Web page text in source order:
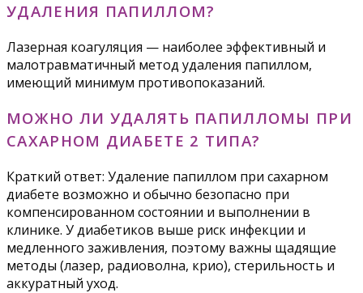
УДАЛЕНИЯ ПАПИЛЛОМ?
Лазерная коагуляция — наиболее эффективный и
малотравматичный метод удаления папиллом,
имеющий минимум противопоказаний.
МОЖНО ЛИ УДАЛЯТЬ ПАПИЛЛОМЫ ПРИ
САХАРНОМ ДИАБЕТЕ 2 ТИПА?
Краткий ответ: Удаление папиллом при сахарном
диабете возможно и обычно безопасно при
компенсированном состоянии и выполнении в
клинике. У диабетиков выше риск инфекции и
медленного заживления, поэтому важны щадящие
методы (лазер, радиоволна, крио), стерильность и
аккуратный уход.